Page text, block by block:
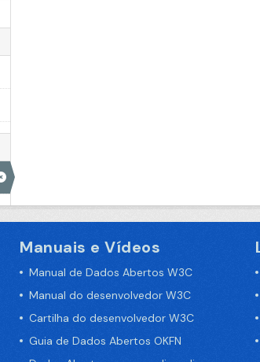
Manuais e Vídeos
Manual de Dados Abertos W3C
Manual do desenvolvedor W3C
Cartilha do desenvolvedor W3C
Guia de Dados Abertos OKFN